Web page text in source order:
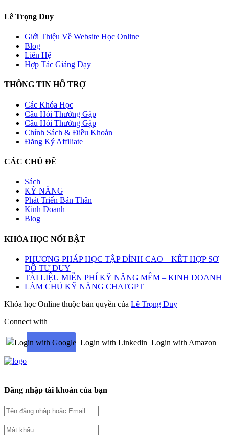
Lê Trọng Duy
Giới Thiệu Về Website Học Online
Blog
Liên Hệ
Hợp Tác Giảng Dạy
THÔNG TIN HỖ TRỢ
Các Khóa Học
Câu Hỏi Thường Gặp
Câu Hỏi Thường Gặp
Chính Sách & Điều Khoản
Đăng Ký Affiliate
CÁC CHỦ ĐỀ
Sách
KỸ NĂNG
Phát Triển Bản Thân
Kinh Doanh
Blog
KHÓA HỌC NỔI BẬT
PHƯƠNG PHÁP HỌC TẬP ĐỈNH CAO – KẾT HỢP SƠ
ĐỒ TƯ DUY
TÀI LIỆU MIỄN PHÍ KỸ NĂNG MỀM – KINH DOANH
LÀM CHỦ KỸ NĂNG CHATGPT
Khóa học Online thuộc bản quyền của Lê Trọng Duy
Connect with
Login with Google Login with Linkedin Login with Amazon
Đăng nhập tài khoản của bạn